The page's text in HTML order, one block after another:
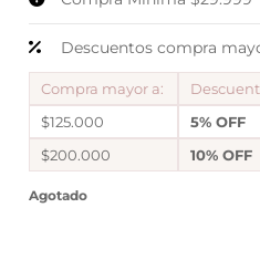
Descuentos compra
Compra mayor a:
$125.000
5% OFF
$200.000
10% OFF
Agotado